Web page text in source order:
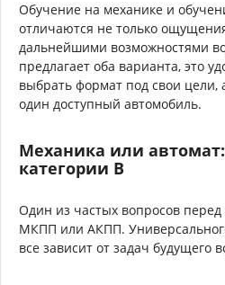
Обучение на механике и
отличаются не только
дальнейшими возможностями
предлагает оба варианта, это
выбрать формат под свои цели,
один доступный автомобиль.
Механика или
категории B
Один из частых вопросов
МКПП или АКПП.
все зависит от задач будущего